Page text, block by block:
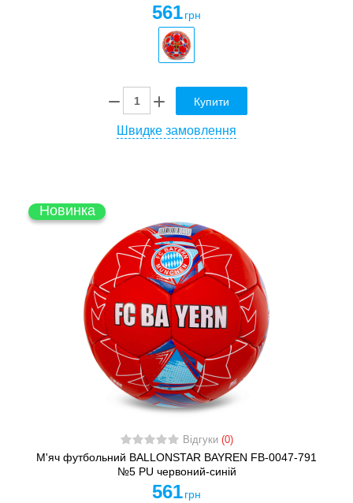
561 грн
Купити
Швидке замовлення
Новинка
Відгуки (0)
М'яч футбольний BALLONSTAR BAYREN FB-0047-791
№5 PU червоний-синій
561 грн